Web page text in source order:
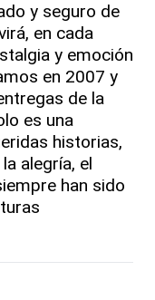
y seguro de
en cada
y emoción
en 2007 y
de la
es una
historias,
alegría, el
han sido